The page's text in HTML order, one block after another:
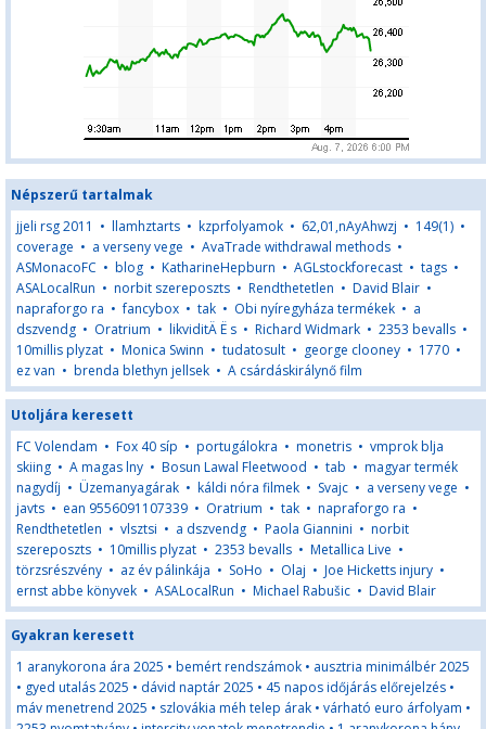
Népszerű tartalmak
jjeli rsg 2011 • llamhztarts • kzprfolyamok • 62,01,nAyAhwzj • 149(1) •
coverage • a verseny vege • AvaTrade withdrawal methods •
ASMonacoFC • blog • KatharineHepburn • AGLstockforecast • tags •
ASALocalRun • norbit szereposzts • Rendthetetlen • David Blair •
napraforgo ra •fancybox • tak • Obi nyíregyháza termékek • a
dszvendg • Oratrium • likviditÄ Ë s • Richard Widmark • 2353 bevalls •
10millis plyzat • Monica Swinn • tudatosult • george clooney • 1770 •
ez van • brenda blethyn jellsek • A csárdáskirálynő film
Utoljára keresett
FC Volendam • Fox 40 síp • portugálokra • monetris • vmprok blja
skiing • A magas lny • Bosun Lawal Fleetwood • tab • magyar termék
nagydíj • Üzemanyagárak • káldi nóra filmek • Svajc • a verseny vege •
javts • ean 9556091107339 • Oratrium • tak • napraforgo ra •
Rendthetetlen • vlsztsi • a dszvendg • Paola Giannini • norbit
szereposzts • 10millis plyzat • 2353 bevalls • Metallica Live •
törzsrészvény • az év pálinkája • SoHo • Olaj • Joe Hicketts injury •
ernst abbe könyvek • ASALocalRun • Michael Rabušic • David Blair
Gyakran keresett
1 aranykorona ára 2025 • bemért rendszámok • ausztria minimálbér 2025
• gyed utalás 2025 • dávid naptár 2025 • 45 napos időjárás előrejelzés •
máv menetrend 2025 • szlovákia méh telep árak • várható euro árfolyam •